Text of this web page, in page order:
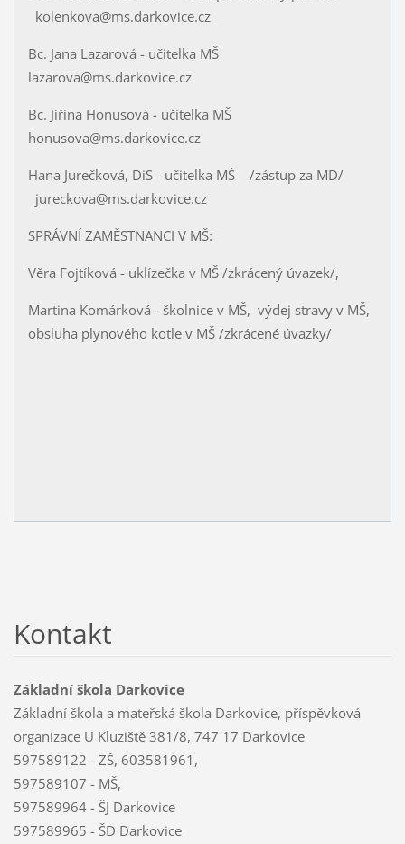
kolenkova@ms.darkovice.cz
Bc. Jana Lazarová - učitelka MŠ
lazarova@ms.darkovice.cz
Bc. Jiřina Honusová - učitelka MŠ
honusova@ms.darkovice.cz
Hana Jurečková, DiS - učitelka MŠ /zástup za MD/
jureckova@ms.darkovice.cz
SPRÁVNÍ ZAMĚSTNANCI V MŠ:
Věra Fojtíková - uklízečka v MŠ /zkrácený úvazek/,
Martina Komárková - školnice v MŠ, výdej stravy v MŠ,
obsluha plynového kotle v MŠ /zkrácené úvazky/
Kontakt
Základní škola Darkovice
Základní škola a mateřská škola Darkovice, příspěvková
organizace U Kluziště 381/8, 747 17 Darkovice
597589122 - ZŠ, 603581961,
597589107 - MŠ,
597589964 - ŠJ Darkovice
597589965 - ŠD Darkovice